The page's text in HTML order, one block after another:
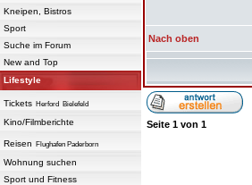
Kneipen, Bistros
Sport
Suche im Forum
New and Top
Lifestyle
Tickets Herford Bielefeld
Kino/Filmberichte
Reisen Flughafen Paderborn
Wohnung suchen
Sport und Fitness
Nach oben
Seite 1 von 1